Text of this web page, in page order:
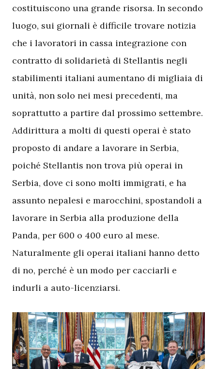
costituiscono una grande risorsa. In secondo
luogo, sui giornali è difficile trovare notizia
che i lavoratori in cassa integrazione con
contratto di solidarietà di Stellantis negli
stabilimenti italiani aumentano di migliaia di
unità, non solo nei mesi precedenti, ma
soprattutto a partire dal prossimo settembre.
Addirittura a molti di questi operai è stato
proposto di andare a lavorare in Serbia,
poiché Stellantis non trova più operai in
Serbia, dove ci sono molti immigrati, e ha
assunto nepalesi e marocchini, spostandoli a
lavorare in Serbia alla produzione della
Panda, per 600 o 400 euro al mese.
Naturalmente gli operai italiani hanno detto
di no, perché è un modo per cacciarli e
indurli a auto-licenziarsi.